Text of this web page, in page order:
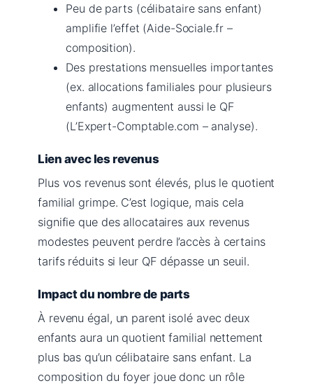
Peu de parts (célibataire sans enfant)
amplifie l’effet (Aide-Sociale.fr –
composition).
Des prestations mensuelles importantes
(ex. allocations familiales pour plusieurs
enfants) augmentent aussi le QF
(L’Expert-Comptable.com – analyse).
Lien avec les revenus
Plus vos revenus sont élevés, plus le quotient
familial grimpe. C’est logique, mais cela
signifie que des allocataires aux revenus
modestes peuvent perdre l’accès à certains
tarifs réduits si leur QF dépasse un seuil.
Impact du nombre de parts
À revenu égal, un parent isolé avec deux
enfants aura un quotient familial nettement
plus bas qu’un célibataire sans enfant. La
composition du foyer joue donc un rôle